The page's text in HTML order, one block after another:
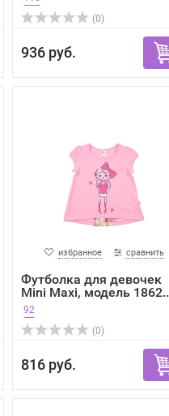
(0)
936 руб.
избранное сравнить
Футболка для девочек
Mini Maxi, модель
92
(0)
816 руб.